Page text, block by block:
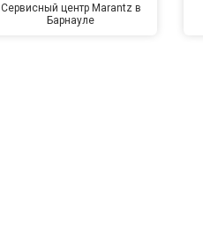
Сервисный центр Marantz в
Барнауле